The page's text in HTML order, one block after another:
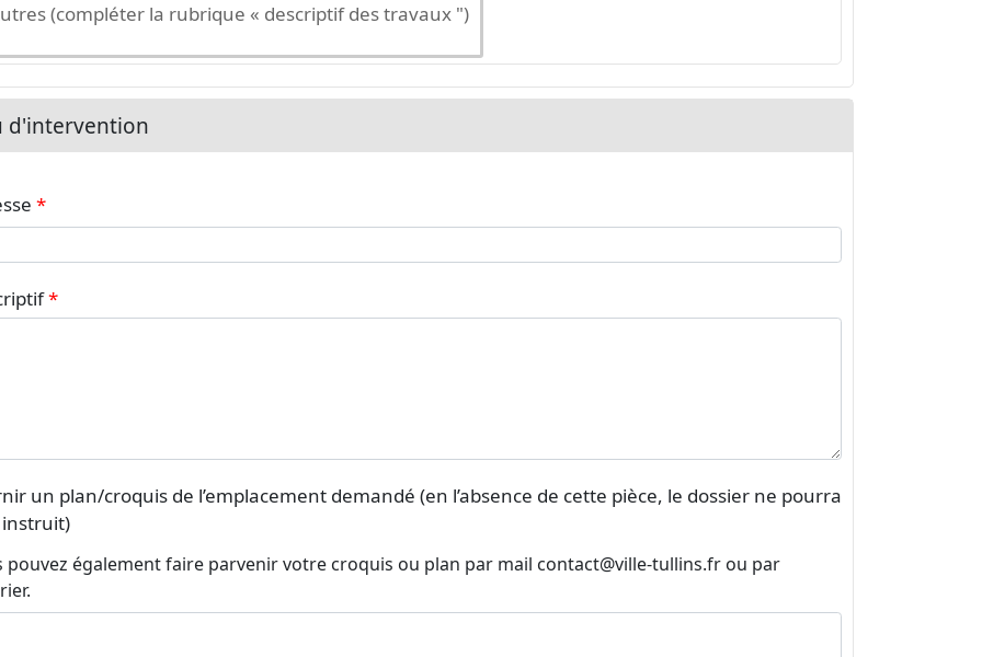
(compléter la rubrique « descriptif des travaux ")
d'intervention
un plan/croquis de l’emplacement demandé (en l’absence de cette pièce, le dossier ne pourra
pouvez également faire parvenir votre croquis ou plan par mail contact@ville-tullins.fr ou par